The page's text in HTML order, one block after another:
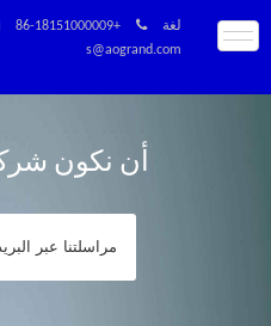
لغة
+86-18151000009
s@aogrand.com
أن نكون
مراسلتنا عبر